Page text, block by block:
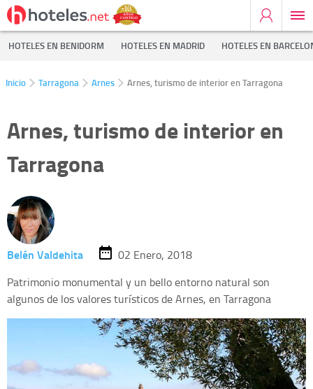
HOTELES EN BENIDORM HOTELES EN MADRID HOTELES EN
Inicio Tarragona Arnes Arnes, turismo de interior en Tarragona
Arnes, turismo de interior en
Tarragona
Belén Valdehita
02 Enero, 2018
Patrimonio monumental y un bello entorno natural son
algunos de los valores turísticos de Arnes, en Tarragona